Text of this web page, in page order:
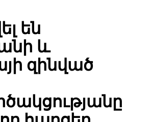
են
և
զինված